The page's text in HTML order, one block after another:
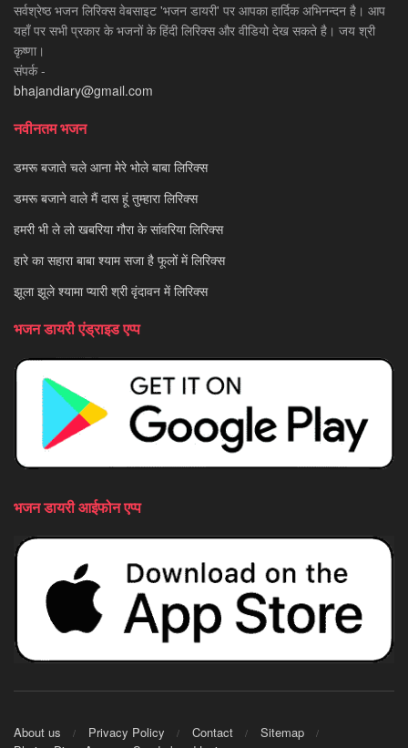
सर्वश्रेष्ठ भजन लिरिक्स वेबसाइट 'भजन डायरी' पर आपका हार्दिक अभिनन्दन है। आप
यहाँ पर सभी प्रकार के भजनों के हिंदी लिरिक्स और वीडियो देख सकते है। जय श्री
कृष्णा।
संपर्क -
bhajandiary@gmail.com
नवीनतम भजन
डमरू बजाते चले आना मेरे भोले बाबा लिरिक्स
डमरू बजाने वाले मैं दास हूं तुम्हारा लिरिक्स
हमरी भी ले लो खबरिया गौरा के सांवरिया लिरिक्स
हारे का सहारा बाबा श्याम सजा है फूलों में लिरिक्स
झूला झूले श्यामा प्यारी श्री वृंदावन में लिरिक्स
भजन डायरी एंड्राइड एप्प
भजन डायरी आईफोन एप्प
About us Privacy Policy Contact
Sitemap